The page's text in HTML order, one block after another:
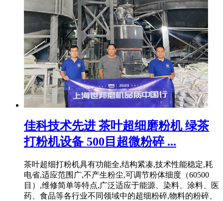
佳科技术先进 茶叶超细磨粉机 绿茶
打粉机设备 500目超微粉碎 ...
茶叶超细打粉机具有功能全,结构紧凑,技术性能稳定,耗
电省,适应范围广,不产生粉尘,可调节粉体细度（60500
目）,维修简单等特点,广泛适应于能源、染料、涂料、医
药、食品等各行业不同领域中的超细粉碎,物料的粉碎、